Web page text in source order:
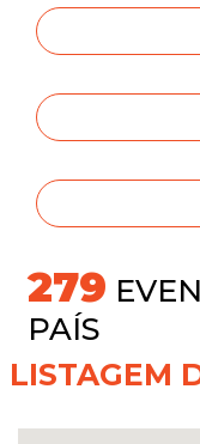
279
PAÍS
LISTAGEM